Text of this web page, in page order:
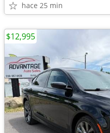
hace 25 min
$12,995